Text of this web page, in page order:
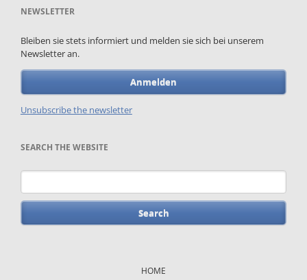
NEWSLETTER
Bleiben sie stets informiert und melden sie sich bei unserem
Newsletter an.
Anmelden
Unsubscribe the newsletter
SEARCH THE WEBSITE
Keywords
HOME